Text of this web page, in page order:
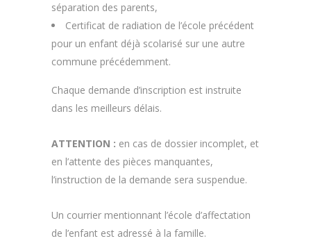
séparation des parents,
Certificat de radiation de l’école précédent
pour un enfant déjà scolarisé sur une autre
commune précédemment.
Chaque demande d’inscription est instruite
dans les meilleurs délais.
ATTENTION : en cas de dossier incomplet, et
en l’attente des pièces manquantes,
l’instruction de la demande sera suspendue.
Un courrier mentionnant l’école d’affectation
de l’enfant est adressé à la famille.